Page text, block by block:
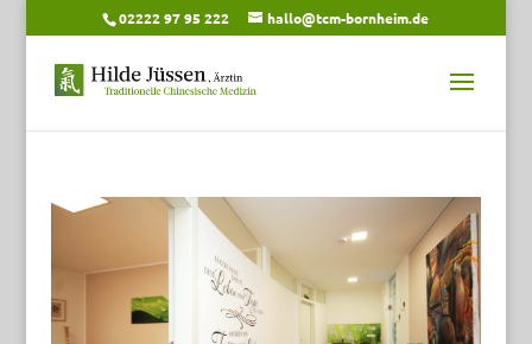
02222 97 95 222 hallo@tcm-bornheim.de